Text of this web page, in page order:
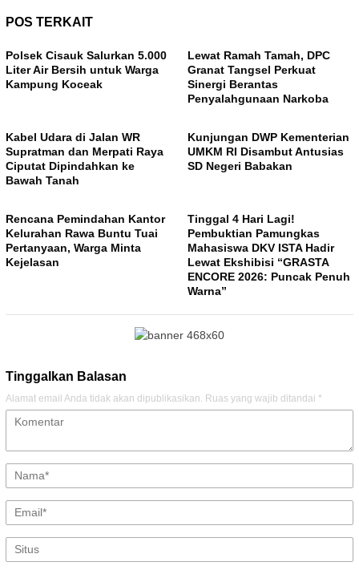
POS TERKAIT
Polsek Cisauk Salurkan 5.000
Liter Air Bersih untuk Warga
Kampung Koceak
Lewat Ramah Tamah, DPC
Granat Tangsel Perkuat
Sinergi Berantas
Penyalahgunaan Narkoba
Kabel Udara di Jalan WR
Supratman dan Merpati Raya
Ciputat Dipindahkan ke
Bawah Tanah
Kunjungan DWP Kementerian
UMKM RI Disambut Antusias
SD Negeri Babakan
Rencana Pemindahan Kantor
Kelurahan Rawa Buntu Tuai
Pertanyaan, Warga Minta
Kejelasan
Tinggal 4 Hari Lagi!
Pembuktian Pamungkas
Mahasiswa DKV ISTA Hadir
Lewat Ekshibisi “GRASTA
ENCORE 2026: Puncak Penuh
Warna”
Tinggalkan Balasan
Alamat email Anda tidak akan dipublikasikan. Ruas yang wajib ditandai *